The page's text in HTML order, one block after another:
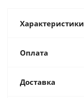
Характеристики
Оплата
Доставка